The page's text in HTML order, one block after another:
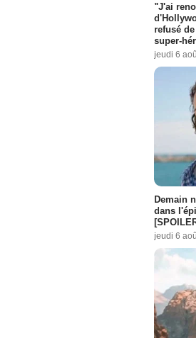
"J'ai
refusé
super-
jeudi 6
Demain
dans
jeudi 6